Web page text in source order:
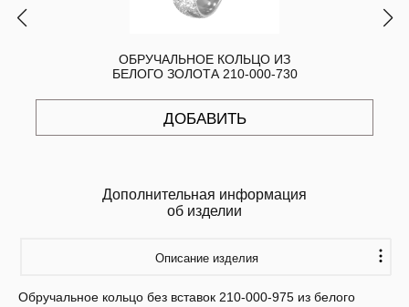
ОБРУЧАЛЬНОЕ КОЛЬЦО ИЗ
БЕЛОГО ЗОЛОТА 210-000-730
ДОБАВИТЬ
Дополнительная информация
об изделии
Описание изделия
Обручальное кольцо без вставок 210-000-975 из белого